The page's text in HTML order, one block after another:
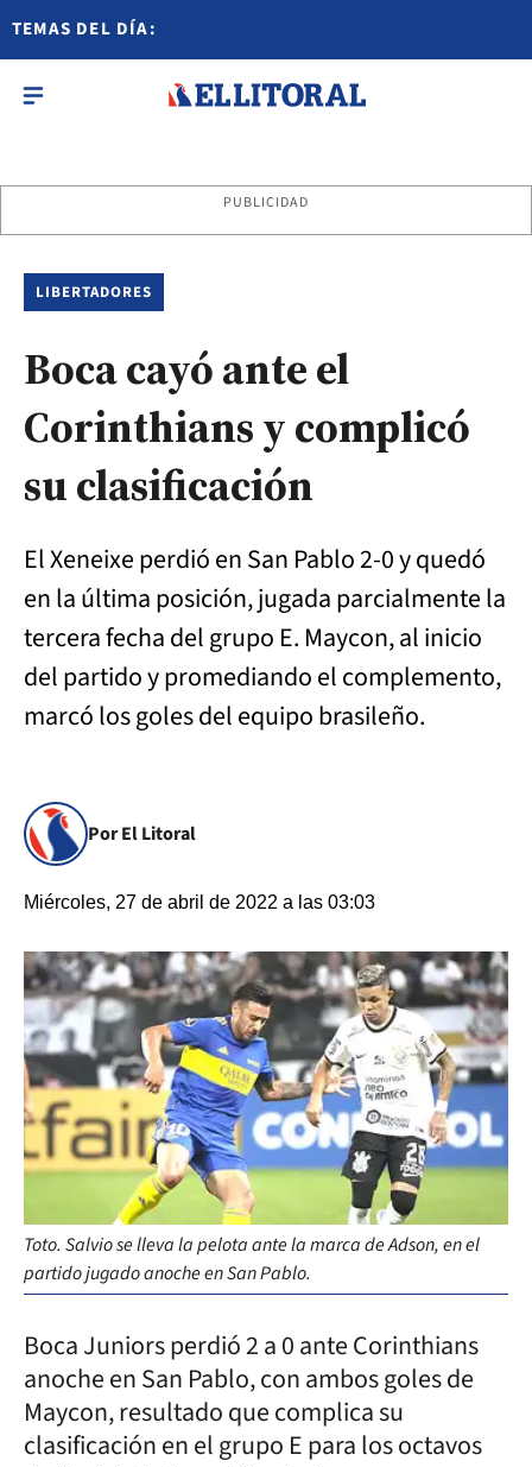
TEMAS DEL DÍA:
PUBLICIDAD
LIBERTADORES
Boca cayó ante el
Corinthians y complicó
su clasificación
El Xeneixe perdió en San Pablo 2-0 y quedó
en la última posición, jugada parcialmente la
tercera fecha del grupo E. Maycon, al inicio
del partido y promediando el complemento,
marcó los goles del equipo brasileño.
Por El Litoral
Miércoles, 27 de abril de 2022 a las 03:03
Toto. Salvio se lleva la pelota ante la marca de Adson, en el
partido jugado anoche en San Pablo.
Boca Juniors perdió 2 a 0 ante Corinthians
anoche en San Pablo, con ambos goles de
Maycon, resultado que complica su
clasificación en el grupo E para los octavos